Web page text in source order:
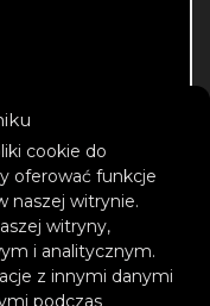
cookie do
oferować funkcje
naszej witrynie.
witryny,
i analitycznym.
z innymi danymi
podczas